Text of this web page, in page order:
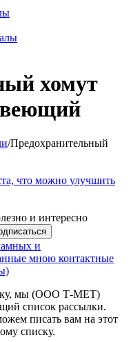
хомут
/Предохранительный
что можно улучшить
и интересно
и
мною контактные
мы (ООО Т-МЕТ)
список рассылки.
писать вам на этот
списку.